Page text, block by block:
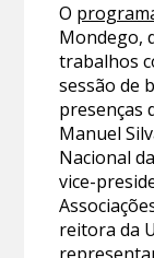
O
Mondego,
trabalhos
sessão de
presenças
Manuel
Nacional
vice-
reitora da